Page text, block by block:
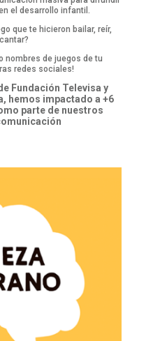
el desarrollo infantil.
que te hicieron bailar, reír,
nombres de juegos de tu
redes sociales!
Fundación Televisa y
hemos impactado a +6
parte de nuestros